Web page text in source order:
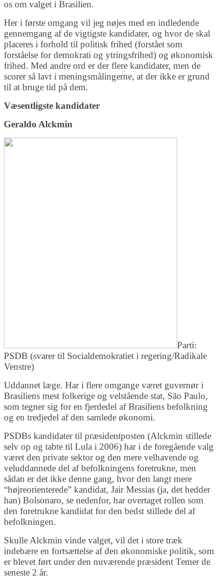
os om valget i Brasilien.
Her i første omgang vil jeg nøjes med en indledende
gennemgang af de vigtigste kandidater, og hvor de skal
placeres i forhold til politisk frihed (forstået som
forståelse for demokrati og ytringsfrihed) og økonomisk
frihed. Med andre ord er der flere kandidater, men de
scorer så lavt i meningsmålingerne, at der ikke er grund
til at bruge tid på dem.
Væsentligste kandidater
Geraldo Alckmin
Parti:
PSDB (svarer til Socialdemokratiet i regering/Radikale
Venstre)
Uddannet læge. Har i flere omgange været guvernør i
Brasiliens mest folkerige og velstående stat, São Paulo,
som tegner sig for en fjerdedel af Brasiliens befolkning
og en tredjedel af den samlede økonomi.
PSDBs kandidater til præsidentposten (Alckmin stillede
selv op og tabte til Lula i 2006) har i de foregående valg
været den private sektor og den mere velhavende og
veluddannede del af befolkningens foretrukne, men
sådan er det ikke denne gang, hvor den langt mere
“højreorienterede” kandidat, Jair Messias (ja, det hedder
han) Bolsonaro, se nedenfor, har overtaget rollen som
den foretrukne kandidat for den bedst stillede del af
befolkningen.
Skulle Alckmin vinde valget, vil det i store træk
indebære en fortsættelse af den økonomiske politik, som
er blevet ført under den nuværende præsident Temer de
seneste 2 år.